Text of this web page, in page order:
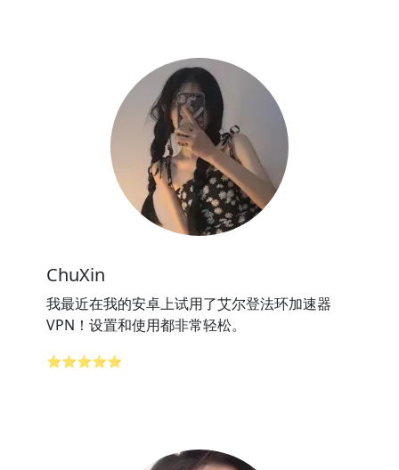
ChuXin
我最近在我的安卓上试用了艾尔登法环加速器
VPN！设置和使用都非常轻松。
⭐⭐⭐⭐⭐